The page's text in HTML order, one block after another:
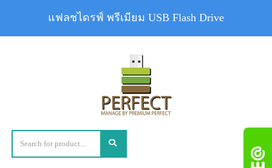
แฟลชไดรฟ์ พรีเมียม USB Flash Drive